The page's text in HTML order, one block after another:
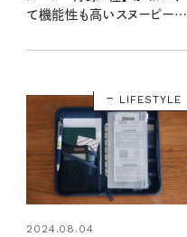
て機能性も高いスヌーピーデ
持ち歩きたい2アイテムの魅
発売リンネル2024年10月
号・10月号増刊）
LIFESTYLE
2024.08.04